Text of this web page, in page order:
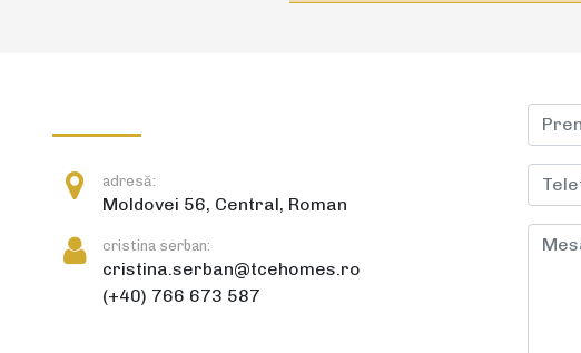
adresă:
Moldovei 56, Central, Roman
cristina serban:
cristina.serban@tcehomes.ro
(+40) 766 673 587